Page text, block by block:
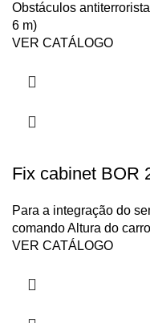
Obstáculos
6 m)
VER CATÁLOGO
Fix cabinet BOR
Para a integração do
comando Altura do
VER CATÁLOGO